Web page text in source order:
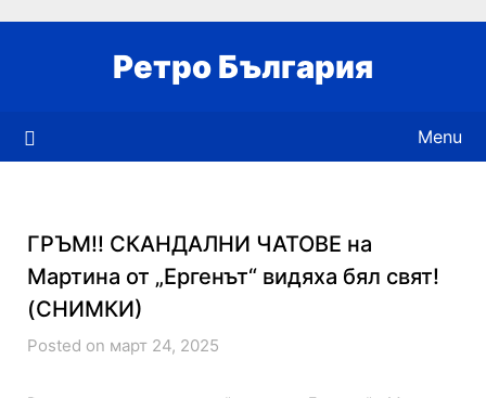
Ретро България
Menu
ГРЪМ!! СКАНДАЛНИ ЧАТОВЕ на
Мартина от „Ергенът“ видяха бял свят!
(СНИМКИ)
Posted on март 24, 2025